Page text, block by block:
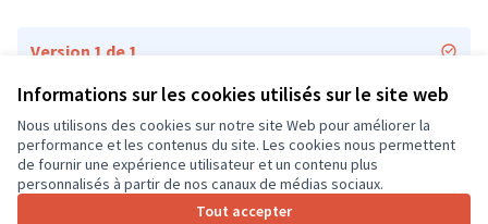
Informations sur les cookies utilisés sur le site web
Nous utilisons des cookies sur notre site Web pour améliorer la
performance et les contenus du site. Les cookies nous permettent
de fournir une expérience utilisateur et un contenu plus
personnalisés à partir de nos canaux de médias sociaux.
Tout accepter
Version 1 de 1
Conditions d'utilisation
Paramètres des cookies
CD37 sur X
(Lien externe)
CD37 sur Facebook
CD37 sur Instagram
CD37 sur YouTube
(Lien externe)